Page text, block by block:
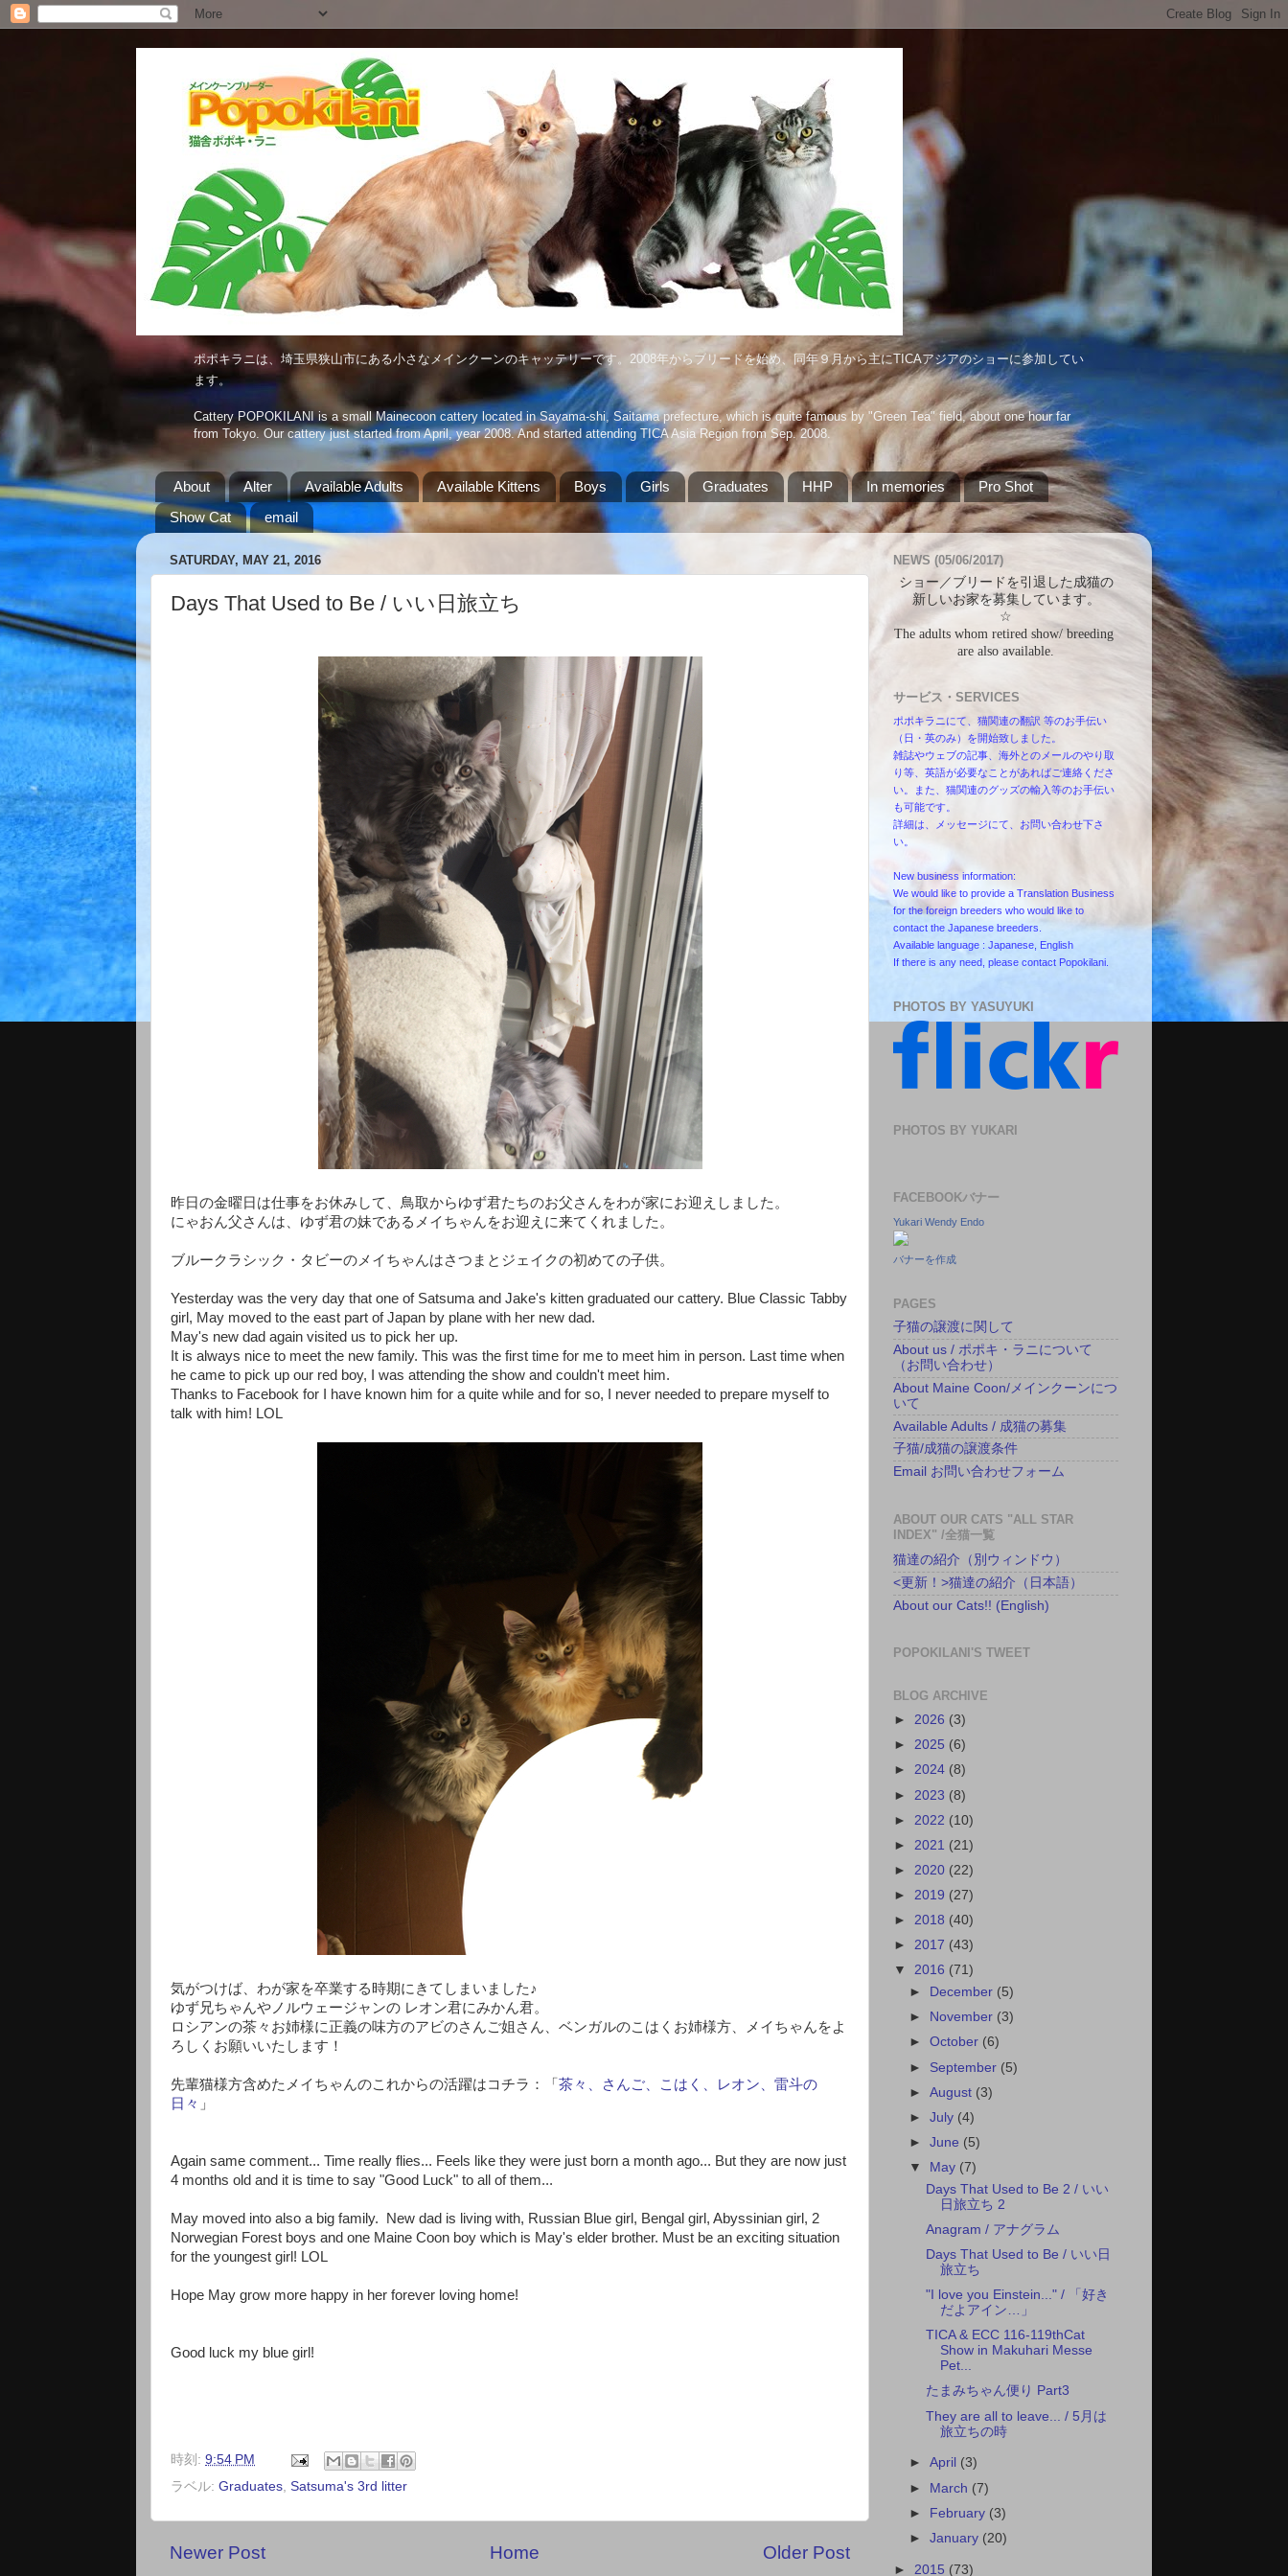
ポポキラニは、埼玉県狭山市にある小さなメインクーンのキャッテリーです。2008年からブリードを始め、同年９月から主にTICAアジアのショーに参加してい
ます。
Cattery POPOKILANI is a small Mainecoon cattery located in Sayama-shi, Saitama prefecture, which is quite famous by "Green Tea" field, about one hour far
from Tokyo. Our cattery just started from April, year 2008. And started attending TICA Asia Region from Sep. 2008.
About Alter Available Adults Available Kittens Boys Girls Graduates HHP In memories
Pro Shot
Show Cat
email
SATURDAY, MAY 21, 2016
Days That Used to Be / いい日旅立ち
昨日の金曜日は仕事をお休みして、鳥取からゆず君たちのお父さんをわが家にお迎えしました。
にゃおん父さんは、ゆず君の妹であるメイちゃんをお迎えに来てくれました。
ブルークラシック・タビーのメイちゃんはさつまとジェイクの初めての子供。
Yesterday was the very day that one of Satsuma and Jake's kitten graduated our cattery. Blue Classic Tabby
girl, May moved to the east part of Japan by plane with her new dad.
May's new dad again visited us to pick her up.
It is always nice to meet the new family. This was the first time for me to meet him in person. Last time when
he came to pick up our red boy, I was attending the show and couldn't meet him.
Thanks to Facebook for I have known him for a quite while and for so, I never needed to prepare myself to
talk with him! LOL
気がつけば、わが家を卒業する時期にきてしまいました♪
ゆず兄ちゃんやノルウェージャンの レオン君にみかん君。
ロシアンの茶々お姉様に正義の味方のアビのさんご姐さん、ベンガルのこはくお姉様方、メイちゃんをよ
ろしくお願いいたします！
先輩猫様方含めたメイちゃんのこれからの活躍はコチラ：「 茶々、さんご、こはく、レオン、雷斗の
日々 」
Again same comment... Time really flies... Feels like they were just born a month ago... But they are now just
4 months old and it is time to say "Good Luck" to all of them...
May moved into also a big family. New dad is living with, Russian Blue girl, Bengal girl, Abyssinian girl, 2
Norwegian Forest boys and one Maine Coon boy which is May's elder brother. Must be an exciting situation
for the youngest girl! LOL
Hope May grow more happy in her forever loving home!
Good luck my blue girl!
時刻: 9:54 PM
ラベル: Graduates, Satsuma's 3rd litter
Newer Post Older Post
Home
NEWS (05/06/2017)
ショー／ブリードを引退した成猫の
新しいお家を募集しています。
☆
The adults whom retired show/ breeding
are also available.
サービス・SERVICES
ポポキラニにて、猫関連の翻訳 等のお手伝い
（日・英のみ）を開始致しました。
雑誌やウェブの記事、海外とのメールのやり取
り等、英語が必要なことがあればご連絡くださ
い。また、猫関連のグッズの輸入等のお手伝い
も可能です。
詳細は、メッセージにて、お問い合わせ下さ
い。
New business information:
We would like to provide a Translation Business
for the foreign breeders who would like to
contact the Japanese breeders.
Available language : Japanese, English
If there is any need, please contact Popokilani.
PHOTOS BY YASUYUKI
PHOTOS BY YUKARI
FACEBOOKバナー
Yukari Wendy Endo
バナーを作成
PAGES
子猫の譲渡に関して
About us / ポポキ・ラニについて
（お問い合わせ）
About Maine Coon/メインクーンにつ
いて
Available Adults / 成猫の募集
子猫/成猫の譲渡条件
Email お問い合わせフォーム
ABOUT OUR CATS "ALL STAR
INDEX" /全猫一覧
猫達の紹介（別ウィンドウ）
<更新！>猫達の紹介（日本語）
About our Cats!! (English)
POPOKILANI'S TWEET
BLOG ARCHIVE
► 2026 (3)
► 2025 (6)
► 2024 (8)
► 2023 (8)
► 2022 (10)
► 2021 (21)
► 2020 (22)
► 2019 (27)
► 2018 (40)
► 2017 (43)
▼ 2016 (71)
►
December (5)
►
November (3)
►October (6)
► September (5)
►August (3)
►July (4)
►June (5)
▼
May (7)
Days That Used to Be 2 / いい
日旅立ち 2
Anagram / アナグラム
Days That Used to Be / いい日
旅立ち
"I love you Einstein..." / 「好き
だよアイン…」
TICA & ECC 116-119thCat
Show in Makuhari Messe
Pet...
たまみちゃん便り Part3
They are all to leave... / 5月は
旅立ちの時
►April (3)
► March (7)
► February (3)
►January (20)
► 2015 (73)